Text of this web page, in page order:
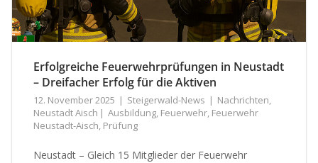
Erfolgreiche Feuerwehrprüfungen in Neustadt
– Dreifacher Erfolg für die Aktiven
12. November 2025 Steigerwald-News Nachrichten,
Neustadt Aisch
Ausbildung, Feuerwehr, Feuerwehr
Neustadt-Aisch, Prüfung
Neustadt – Gleich 15 Mitglieder der Feuerwehr